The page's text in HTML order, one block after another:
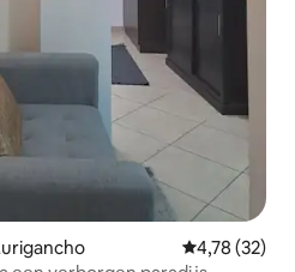
Gemiddelde
4,78 (32)